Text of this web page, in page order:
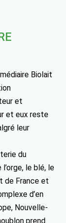
Biolait
et
et eux reste
leur
du
le blé, le
de France et
d’en
Nouvelle-
prend